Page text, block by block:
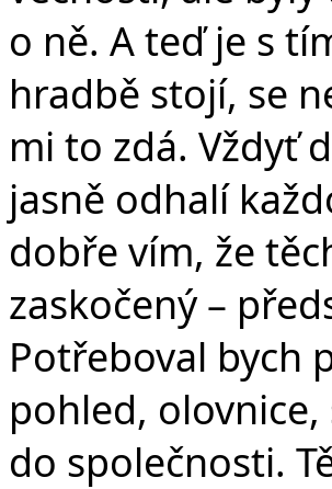
o ně. A teď je s
hradbě stojí, se
mi to zdá. Vždyť
jasně odhalí
dobře vím, že
zaskočený –
Potřeboval bych
pohled,
do společnosti.